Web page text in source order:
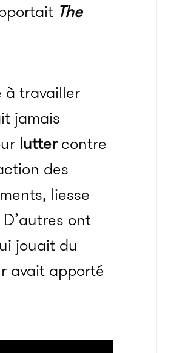
The
à travailler
jamais
luttercontre
des
liesse
ont
jouait du
avait apporté